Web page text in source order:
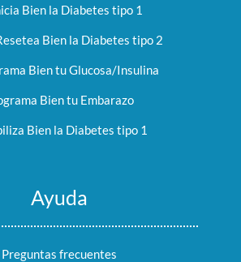
Bien la Diabetes tipo 1
Bien la Diabetes tipo 2
Bien tu Glucosa/Insulina
Bien tu Embarazo
Bien la Diabetes tipo 1
Ayuda
Preguntas frecuentes